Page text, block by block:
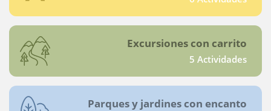
Excursiones con carrito
5 Actividades
Parques y jardines con encanto